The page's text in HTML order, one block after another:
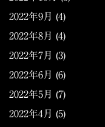
2022年9月 (4)
2022年8月 (4)
2022年7月 (3)
2022年6月 (6)
2022年5月 (7)
2022年4月 (5)